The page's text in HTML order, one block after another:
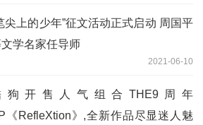
尖上的少年”征文活动正式启动 周国平
学名家任导师
2021-06-10
狗开售人气组合THE9周年
《RefleXtion》,全新作品尽显迷人魅